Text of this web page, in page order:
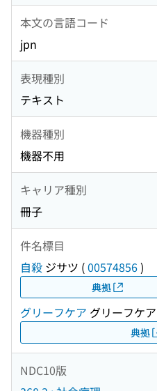
本文の言語コード
jpn
表現種別
テキスト
機器種別
機器不用
キャリア種別
冊子
件名標目
自殺 ジサツ (00574856)
典拠
グリーフケア グリーフケア
典拠
NDC10版